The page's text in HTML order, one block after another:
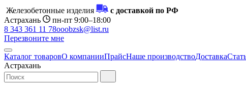
Железобетонные изделия
с доставкой по РФ
Астрахань
пн-пт 9:00–18:00
8 343 361 11 78ooobzsk@list.ru
Перезвоните мне
Каталог товаровО компанииПрайсНаше производствоДоставка
Астрахань